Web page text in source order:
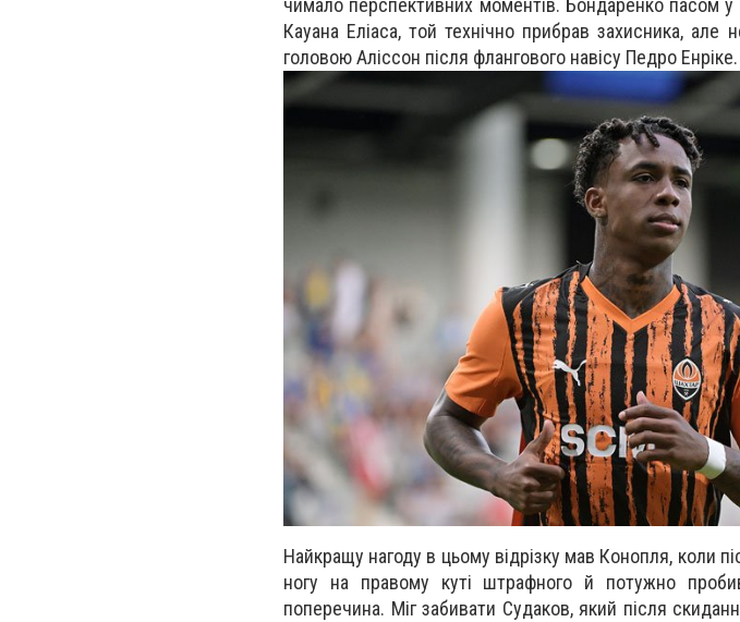
чимало перспективних моментів. Бондаренко пасом
Кауана Еліаса, той технічно прибрав захисника,
головою Аліссон після флангового навісу Педро Енріке.
Найкращу нагоду в цьому відрізку мав Конопля, коли
ногу на правому куті штрафного й потужно
поперечина. Міг забивати Судаков, який після